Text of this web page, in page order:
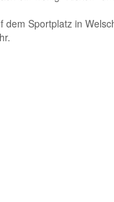
Sportplatz in